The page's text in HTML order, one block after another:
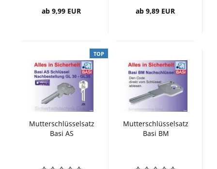
ab 9,99 EUR ab 9,89 EUR
TOP
Mutterschlüsselsatz
Basi AS
Mutterschlüsselsatz
Basi BM